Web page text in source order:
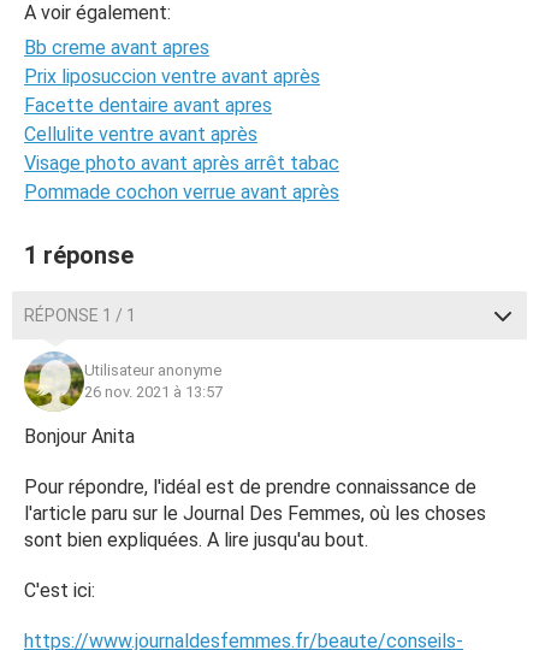
A voir également:
Bb creme avant apres
Prix liposuccion ventre avant après
Facette dentaire avant apres
Cellulite ventre avant après
Visage photo avant après arrêt tabac
Pommade cochon verrue avant après
1 réponse
RÉPONSE 1 / 1
Utilisateur anonyme
26 nov. 2021 à 13:57
Bonjour Anita
Pour répondre, l'idéal est de prendre connaissance de
l'article paru sur le Journal Des Femmes, où les choses
sont bien expliquées. A lire jusqu'au bout.
C'est ici:
https://www.journaldesfemmes.fr/beaute/conseils-